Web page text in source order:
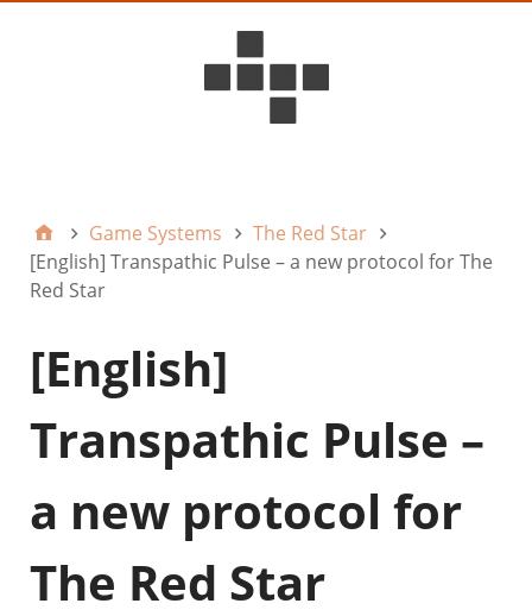
Game Systems
The Red Star
[English] Transpathic Pulse – a new protocol for The
Red Star
[English]
Transpathic Pulse –
a new protocol for
The Red Star